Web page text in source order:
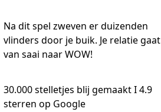
Na dit spel zweven er duizenden
vlinders door je buik. Je relatie gaat
van saai naar WOW!
30.000 stelletjes blij gemaakt I 4.9
sterren op Google